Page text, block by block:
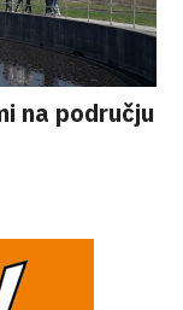
na području